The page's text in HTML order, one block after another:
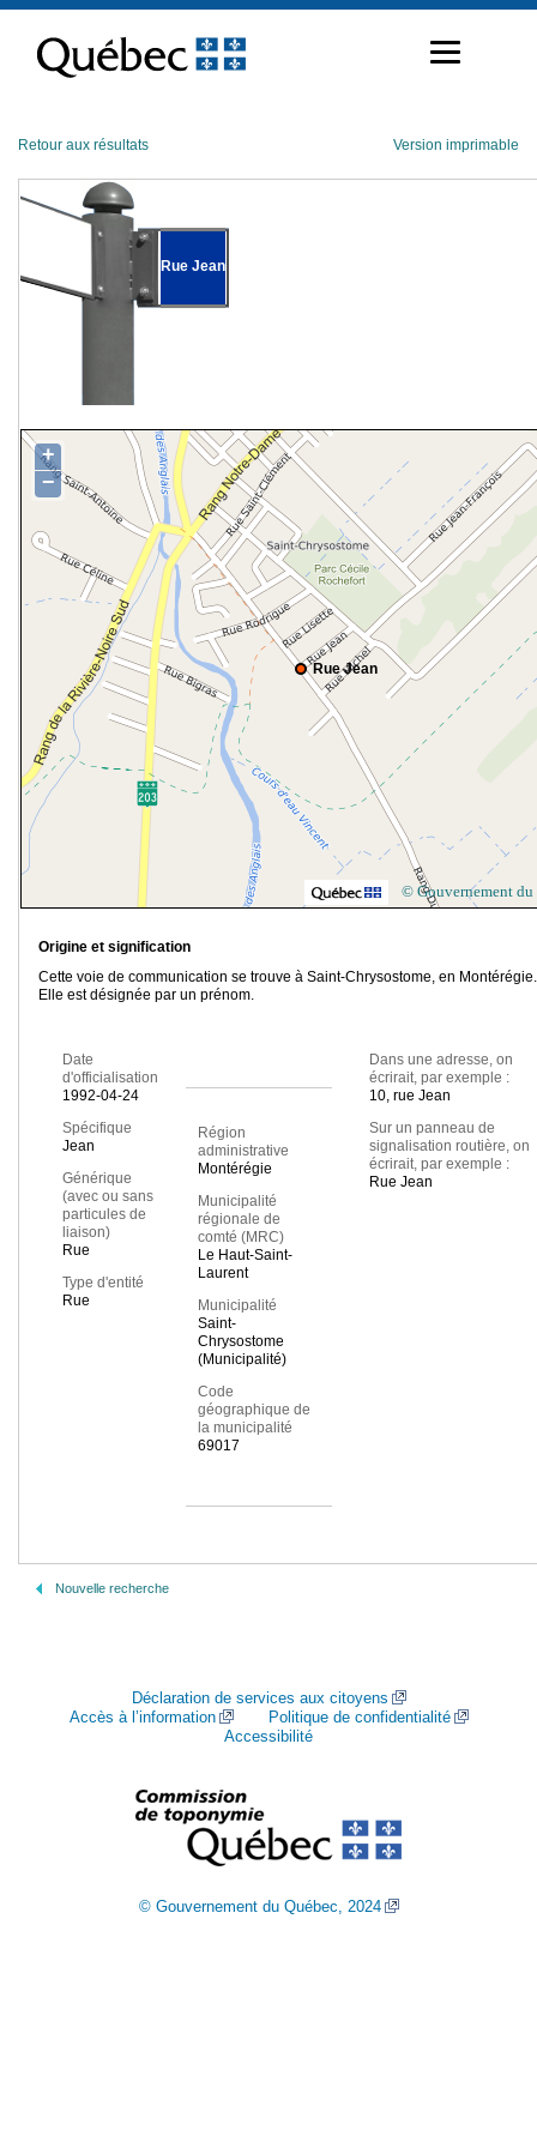
contenu
Retour aux résultats Version imprimable
Rue Jean
Rue Jean
+
−
© Gouvernement du
Origine et signification
Cette voie de communication se trouve à Saint-Chrysostome, en Montérégie.
Elle est désignée par un prénom.
Date
d'officialisation
1992-04-24
Spécifique
Jean
Générique
(avec ou sans
particules de
liaison)
Rue
Type d'entité
Rue
Région
administrative
Montérégie
Municipalité
régionale de
comté (MRC)
Le Haut-Saint-
Laurent
Municipalité
Saint-
Chrysostome
(Municipalité)
Code
géographique de
la municipalité
69017
Dans une adresse, on
écrirait, par exemple :
10, rue Jean
Sur un panneau de
signalisation routière, on
écrirait, par exemple :
Rue Jean
Nouvelle recherche
Déclaration de services aux citoyens
Accès à l’information
Politique de confidentialité
Accessibilité
© Gouvernement du Québec, 2024